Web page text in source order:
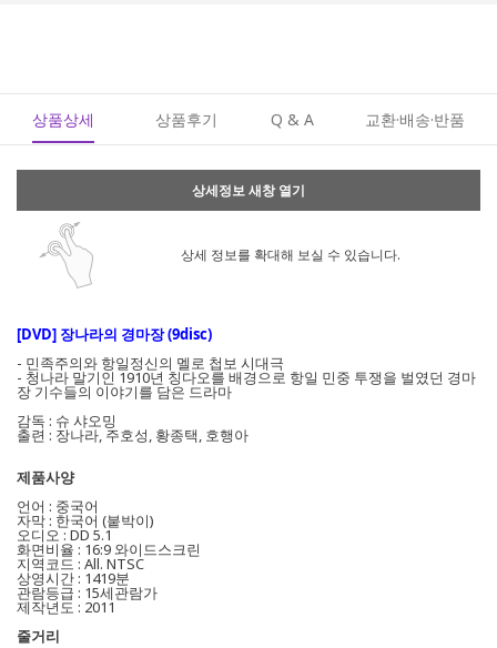
상품상세 상품후기 Q & A 교환·배송·반품
상세정보 새창 열기
상세 정보를 확대해 보실 수 있습니다.
[DVD] 장나라의 경마장 (9disc)
- 민족주의와 항일정신의 멜로 첩보 시대극
- 청나라 말기인 1910년 칭다오를 배경으로 항일 민중 투쟁을 벌였던 경마
장 기수들의 이야기를 담은 드라마
감독 : 슈 샤오밍
출련 : 장나라, 주호성, 황종택, 호행아
제품사양
언어 : 중국어
자막 : 한국어 (붙박이)
오디오 : DD 5.1
화면비율 : 16:9 와이드스크린
지역코드 : All. NTSC
상영시간 : 1419분
관람등급 : 15세관람가
제작년도 : 2011
줄거리